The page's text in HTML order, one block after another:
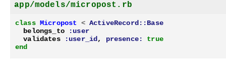
app/models/micropost.rb
class Micropost < ActiveRecord::Base
belongs_to
:user
validates
:user_id, presence:
true
end